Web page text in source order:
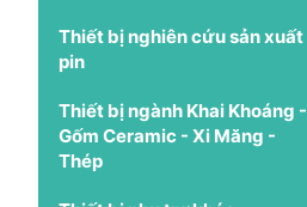
Thiết bị nghiên cứu sản xuất
pin
Thiết bị ngành Khai Khoáng -
Gốm Ceramic - Xi Măng -
Thép